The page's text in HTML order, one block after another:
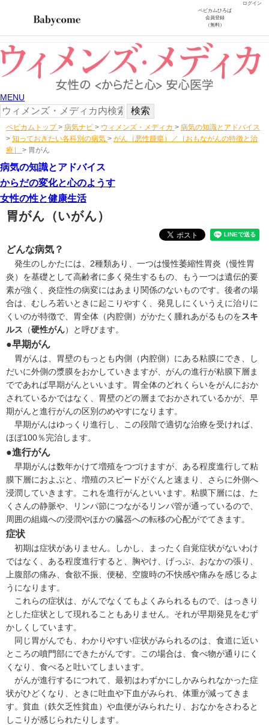
ログイン
ベビカムひろば
会員登録
（無料）
MENU
ベビカムトップ > 病気ナビ > ウィメンズ・メディカ > 病気の知識とアドバイス
> 知っておきたい各科別の病気 > がん（悪性腫瘍）／［おもながんの特徴と治
療］
> 胃がん
病気の知識とアドバイス
からだの変化と心のようす
女性の性と健康生活
胃がん （いがん）
どんな病気？
発生のしかたには、2種類あり、一つは慢性萎縮性胃炎（慢性胃
炎）を基礎として高齢者に多く発生するもの、もう一つは遺伝的要
素が強く、炎症性の病変にはあまり関係のないものです。後者の場
合は、むしろ若いときに起こりやすく、発見しにくいうえに治りに
くいのが特徴で、胃全体（内腔側）がかたく腫れあがるものをスキ
ルス （硬性がん）と呼びます。
●早期がん
胃がんは、胃壁のもっとも内側（内腔側）にある粘膜にでき、し
だいに外側の漿膜をおかしていきますが、がんの進行が粘膜下層ま
でであれば早期がんといいます。胃全体のどれくらいをがんにおか
されているかではなく、胃壁のどの層までおかされているかが、早
期がんと進行がんの区別のめやすになります。
早期がんはゆっくり進行し、この段階で適切な治療を受ければ、
ほぼ100％完治します。
●進行がん
早期がんは数年かけて増殖をつづけますが、ある程度進行して粘
膜下層におよぶと、増殖のスピードがぐんと速まり、さらに外側へ
浸潤していきます。これを進行がんといいます。粘膜下層には、た
くさんの静脈や、リンパ節につながるリンパ管が通っているので、
周囲の組織への浸潤やほかの臓器への転移の心配がでてきます。
症状
初期は症状がありません。しかし、まったく自覚症状がないわけ
ではなく、ある程度進行すると、胸やけ、げっぷ、おなかの張り、
上腹部の痛み、食欲不振、便秘、空腹時の不快感や痛みを感じるよ
うになります。
これらの症状は、がんでなくてもよくみられるもので、はっきり
とした症状として現れることもありません。それが早期発見をむず
かしくしています。
同じ胃がんでも、わかりやすい症状がみられるのは、食道に近い
ところの噴門部にできたがんです。この場合は、食べ物が通りにく
くなり、食べると吐いてしまいます。
がんが進行するにつれて、最初はわずかにしかみられなかった症
状がひどくなり、ときに吐血や下血がみられ、体重が減ってきま
す。貧血（鉄欠乏性貧血 ）や血便がみられたり、おなかをさわると
しこりが感じられたりします。